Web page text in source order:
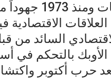
عرفت بداية
الاقتصادية
السائد من
الأوبك بالتحكم في
عام 1973بعد حرب